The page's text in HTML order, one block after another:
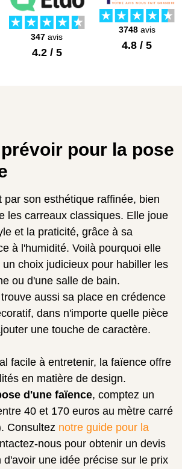
347 avis
4.2 / 5
3748avis
4.8 / 5
pour la pose
par son esthétique raffinée, bien
les carreaux classiques. Elle joue
et la praticité, grâce à sa
à l'humidité. Voilà pourquoi elle
choix judicieux pour habiller les
ou d'une salle de bain.
aussi sa place en crédence
dans n'importe quelle pièce
une touche de caractère.
facile à entretenir, la faïence offre
en matière de design.
d'une faïence, comptez un
40 et 170 euros au mètre carré
Consultez notre guide pour la
nous pour obtenir un devis
d'avoir une idée précise sur le prix